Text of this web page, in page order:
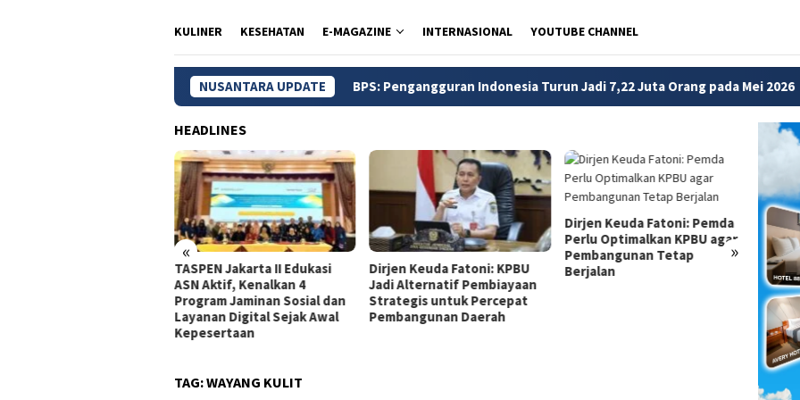
KULINER KESEHATAN E-MAGAZINE INTERNASIONAL YOUTUBE CHANNEL
NUSANTARA UPDATE
BPS: Pengangguran Indonesia Turun Jadi 7,22 Juta Orang pada Mei 2026 Bank
HEADLINES
« »
TASPEN Jakarta II Edukasi
ASN Aktif, Kenalkan 4
Program Jaminan Sosial dan
Layanan Digital Sejak Awal
Kepesertaan
Dirjen Keuda Fatoni: KPBU
Jadi Alternatif Pembiayaan
Strategis untuk Percepat
Pembangunan Daerah
Dirjen Keuda Fatoni: Pemda
Perlu Optimalkan KPBU agar
Pembangunan Tetap
Berjalan
TAG:WAYANG KULIT